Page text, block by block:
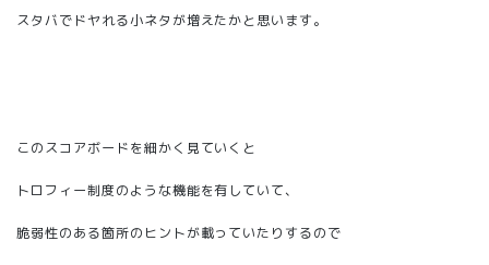
スタバでドヤれる小ネタが増えたかと思います。
このスコアボードを細かく見ていくと
トロフィー制度のような機能を有していて、
脆弱性のある箇所のヒントが載っていたりするので